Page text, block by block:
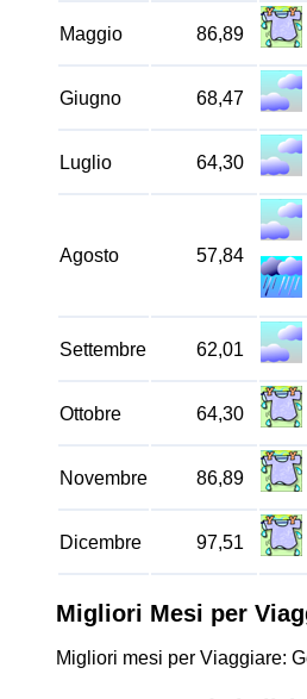
Maggio 86,89
Giugno 68,47
Luglio 64,30
Agosto 57,84
Settembre 62,01
Ottobre 64,30
Novembre 86,89
Dicembre 97,51
Migliori Mesi per
Migliori mesi per Viaggiare: